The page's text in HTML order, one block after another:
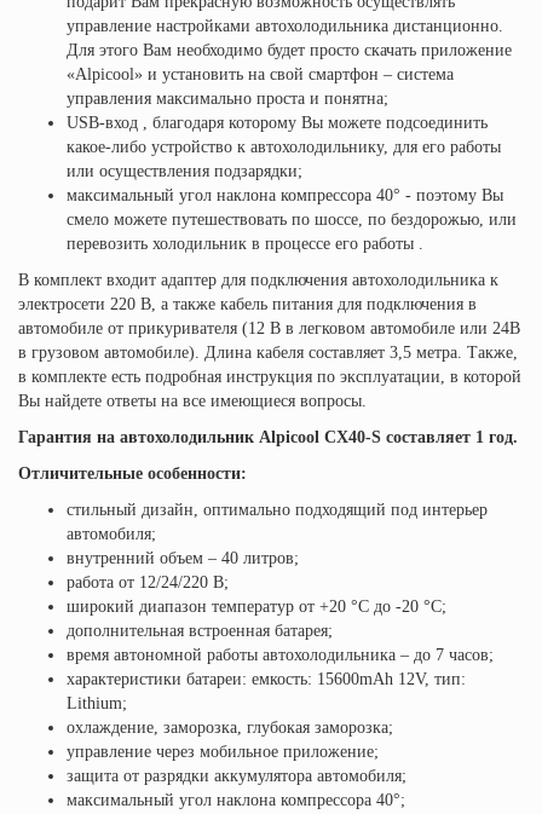
управление настройками автохолодильника дистанционно.
Для этого Вам необходимо будет просто скачать приложение
«Alpicool» и установить на свой смартфон – система
управления максимально проста и понятна;
USB-вход , благодаря которому Вы можете подсоединить
какое-либо устройство к автохолодильнику, для его работы
или осуществления подзарядки;
максимальный угол наклона компрессора 40° - поэтому Вы
смело можете путешествовать по шоссе, по бездорожью, или
перевозить холодильник в процессе его работы .
В комплект входит адаптер для подключения автохолодильника к
электросети 220 В, а также кабель питания для подключения в
автомобиле от прикуривателя (12 В в легковом автомобиле или 24В
в грузовом автомобиле). Длина кабеля составляет 3,5 метра. Также,
в комплекте есть подробная инструкция по эксплуатации, в которой
Вы найдете ответы на все имеющиеся вопросы.
Гарантия на автохолодильник Alpicool CX40-S составляет 1 год.
Отличительные особенности:
стильный дизайн, оптимально подходящий под интерьер
автомобиля;
внутренний объем – 40 литров;
работа от 12/24/220 В;
широкий диапазон температур от +20 °C до -20 °C;
дополнительная встроенная батарея;
время автономной работы автохолодильника – до 7 часов;
характеристики батареи: емкость: 15600mAh 12V, тип:
Lithium;
охлаждение, заморозка, глубокая заморозка;
управление через мобильное приложение;
защита от разрядки аккумулятора автомобиля;
максимальный угол наклона компрессора 40°;